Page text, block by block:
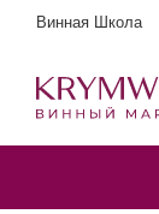
Винная Школа